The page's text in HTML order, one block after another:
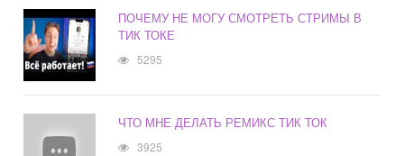
ПОЧЕМУ НЕ МОГУ СМОТРЕТЬ СТРИМЫ В
ТИК ТОКЕ
5295
ЧТО МНЕ ДЕЛАТЬ РЕМИКС ТИК ТОК
3925